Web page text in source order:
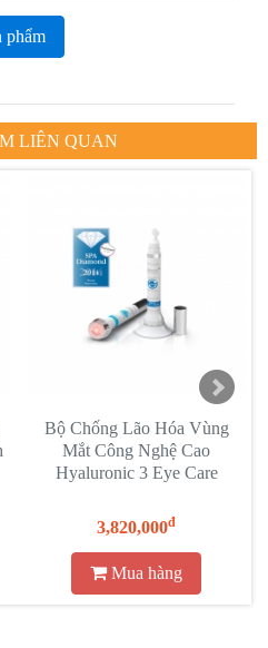
phẩm
LIÊN QUAN
Bộ Chống Lão Hóa Vùng
Mắt Công Nghệ Cao
Hyaluronic 3 Eye Care
3,820,000đ
Mua hàng